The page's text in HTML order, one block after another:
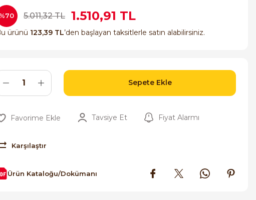
%70 5.011,32 TL 1.510,91 TL
ürünü 123,39 TL’den başlayan taksitlerle satın alabilirsiniz.
Sepete Ekle
Tavsiye Et Fiyat Alarmı
Karşılaştır
Ürün Kataloğu/Dokümanı